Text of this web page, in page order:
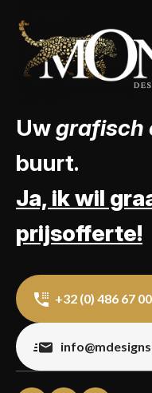
Uwgrafisch
buurt.
Ja, ik wil
prijsofferte!
+32 (0) 486 67